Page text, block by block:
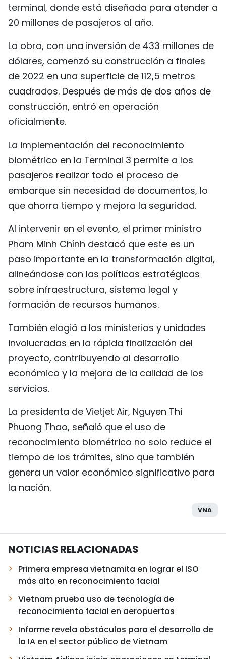
РУССКИЙ
terminal, donde está diseñada para atender a
20 millones de pasajeros al año.
La obra, con una inversión de 433 millones de
dólares, comenzó su construcción a finales
de 2022 en una superficie de 112,5 metros
cuadrados. Después de más de dos años de
construcción, entró en operación
oficialmente.
La implementación del reconocimiento
biométrico en la Terminal 3 permite a los
pasajeros realizar todo el proceso de
embarque sin necesidad de documentos, lo
que ahorra tiempo y mejora la seguridad.
Al intervenir en el evento, el primer ministro
Pham Minh Chính destacó que este es un
paso importante en la transformación digital,
alineándose con las políticas estratégicas
sobre infraestructura, sistema legal y
formación de recursos humanos.
También elogió a los ministerios y unidades
involucradas en la rápida finalización del
proyecto, contribuyendo al desarrollo
económico y la mejora de la calidad de los
servicios.
La presidenta de Vietjet Air, Nguyen Thi
Phuong Thao, señaló que el uso de
reconocimiento biométrico no solo reduce el
tiempo de los trámites, sino que también
genera un valor económico significativo para
la nación.
VNA
NOTICIAS RELACIONADAS
Primera empresa vietnamita en lograr el ISO
más alto en reconocimiento facial
Vietnam prueba uso de tecnología de
reconocimiento facial en aeropuertos
Informe revela obstáculos para el desarrollo de
la IA en el sector público de Vietnam